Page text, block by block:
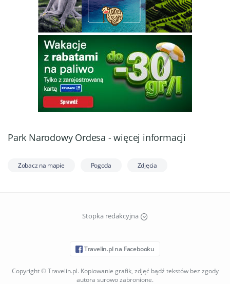
Park Narodowy Ordesa - więcej informacji
Zobacz na mapie Pogoda Zdjęcia
Stopka redakcyjna
Travelin.pl na Facebooku
Copyright © Travelin.pl. Kopiowanie grafik, zdjęć bądź tekstów bez zgody
autora surowo zabronione.